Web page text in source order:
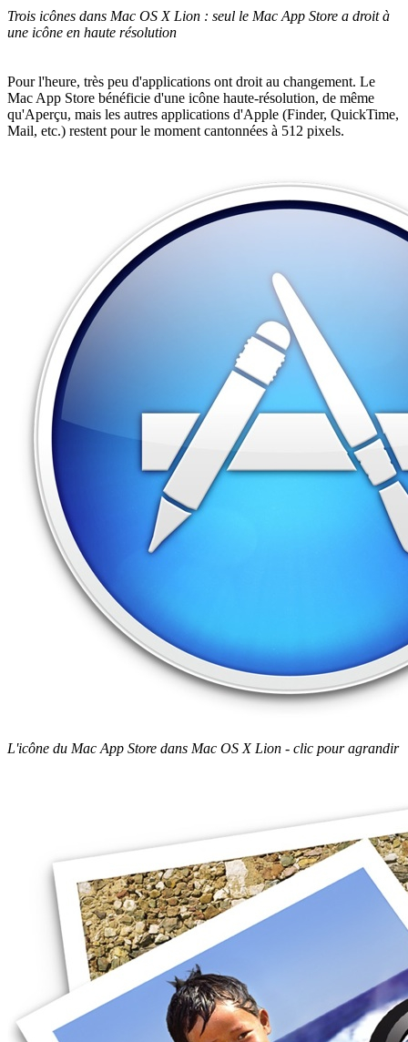
Trois icônes dans Mac OS X Lion : seul le Mac App Store a droit à
une icône en haute résolution
Pour l'heure, très peu d'applications ont droit au changement. Le
Mac App Store bénéficie d'une icône haute-résolution, de même
qu'Aperçu, mais les autres applications d'Apple (Finder, QuickTime,
Mail, etc.) restent pour le moment cantonnées à 512 pixels.
L'icône du Mac App Store dans Mac OS X Lion - clic pour agrandir